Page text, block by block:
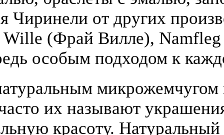
Чиринели от других
Wille (Фрай Вилле),
особым подходом к
микрожемчугом
их называют
красоту.